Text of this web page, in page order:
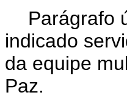
Parágrafo
indicado
da equipe
Paz.